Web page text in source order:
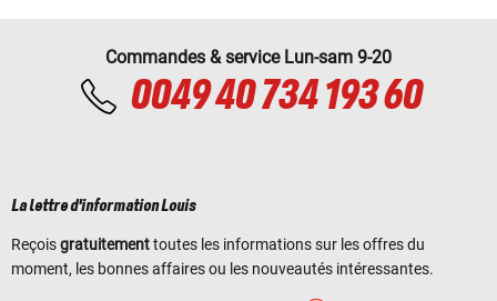
Commandes & service Lun-sam 9-20
0049 40 734 193 60
La lettre d'information Louis
Reçoisgratuitementtoutes les informations sur les offres du
moment, les bonnes affaires ou les nouveautés intéressantes.